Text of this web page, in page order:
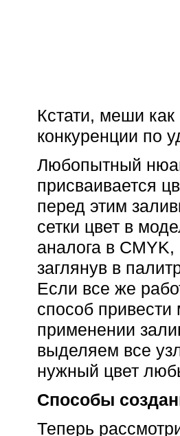
Кстати, меши
конкуренции по
Любопытный
присваивается
перед этим
сетки цвет в
аналога в
заглянув в
Если все же
способ
применении
выделяем все
нужный цвет
Способы
Теперь